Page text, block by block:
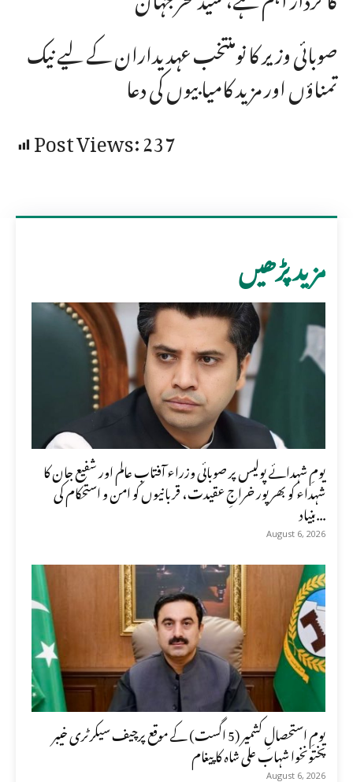
صوبائی وزیر کا نومنتخب عہدیداران کے لیے نیک
تمناؤں اور مزید کامیابیوں کی دعا
Post Views:237
مزید پڑھیں
یومِ شہدائے پولیس پر صوبائی وزراء آفتاب عالم اور شفیع جان کا
شہداء کو بھرپور خراجِ عقیدت، قربانیوں کو امن و استحکام کی
بنیاد...
August 6, 2026
یومِ استحصالِ کشمیر (5 اگست) کے موقع پرچیف سیکرٹری خیبر
پختونخوا شہاب علی شاہ کا پیغام
August 6, 2026